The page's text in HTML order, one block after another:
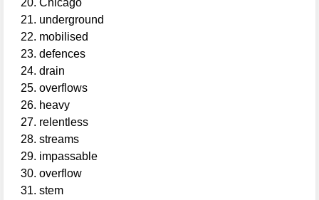
Chicago
underground
mobilised
defences
drain
overflows
heavy
relentless
streams
impassable
overflow
stem